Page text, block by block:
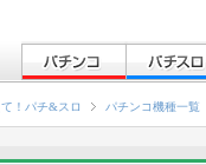
！パチ&スロ パチンコ機種一覧